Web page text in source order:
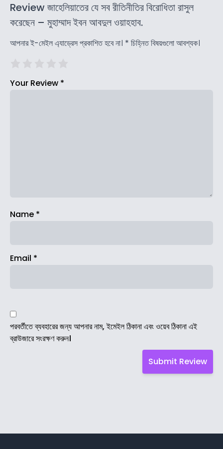
Review জাহেলিয়াতের যে সব রীতিনীতির বিরোধিতা রাসুল
করেছেন – মুহাম্মাদ ইবন আবদুল ওয়াহহাব.
আপনার ই-মেইল এ্যাড্রেস প্রকাশিত হবে না। * চিহ্নিত বিষয়গুলো আবশ্যক।
Your Review *
Name *
Email *
পরবর্তীতে ব্যবহারের জন্য আপনার নাম, ইমেইল ঠিকানা এবং ওয়েব ঠিকানা এই
ব্রাউজারে সংরক্ষণ করুন।